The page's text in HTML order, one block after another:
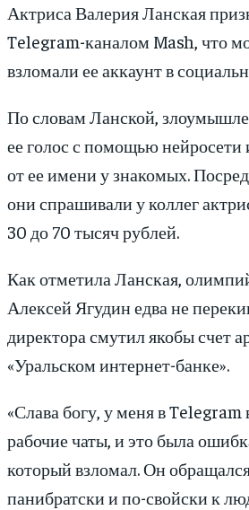
Актриса Валерия Ланская
Telegram-каналом Mash, что
взломали ее аккаунт в
По словам Ланской,
ее голос с помощью нейросети
от ее имени у знакомых.
они спрашивали у коллег
30 до 70 тысяч рублей.
Как отметила Ланская,
Алексей Ягудин едва не
директора смутил якобы счет
«Уральском интернет-банке».
«Слава богу, у меня в Telegram
рабочие чаты, и это была
который взломал. Он
панибратски и по-свойски к